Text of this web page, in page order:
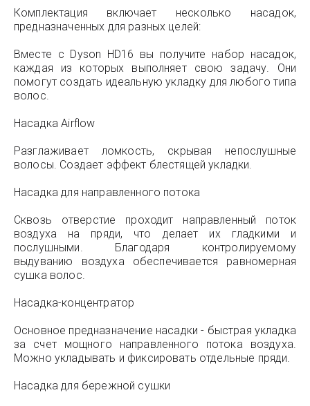
Комплектация включает несколько насадок,
предназначенных для разных целей:
Вместе с Dyson HD16 вы получите набор насадок,
каждая из которых выполняет свою задачу. Они
помогут создать идеальную укладку для любого типа
волос.
Насадка Airflow
Разглаживает ломкость, скрывая непослушные
волосы. Создает эффект блестящей укладки.
Насадка для направленного потока
Сквозь отверстие проходит направленный поток
воздуха на пряди, что делает их гладкими и
послушными. Благодаря контролируемому
выдуванию воздуха обеспечивается равномерная
сушка волос.
Насадка-концентратор
Основное предназначение насадки - быстрая укладка
за счет мощного направленного потока воздуха.
Можно укладывать и фиксировать отдельные пряди.
Насадка для бережной сушки